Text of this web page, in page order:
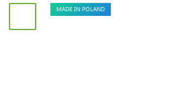
MADE IN POLAND